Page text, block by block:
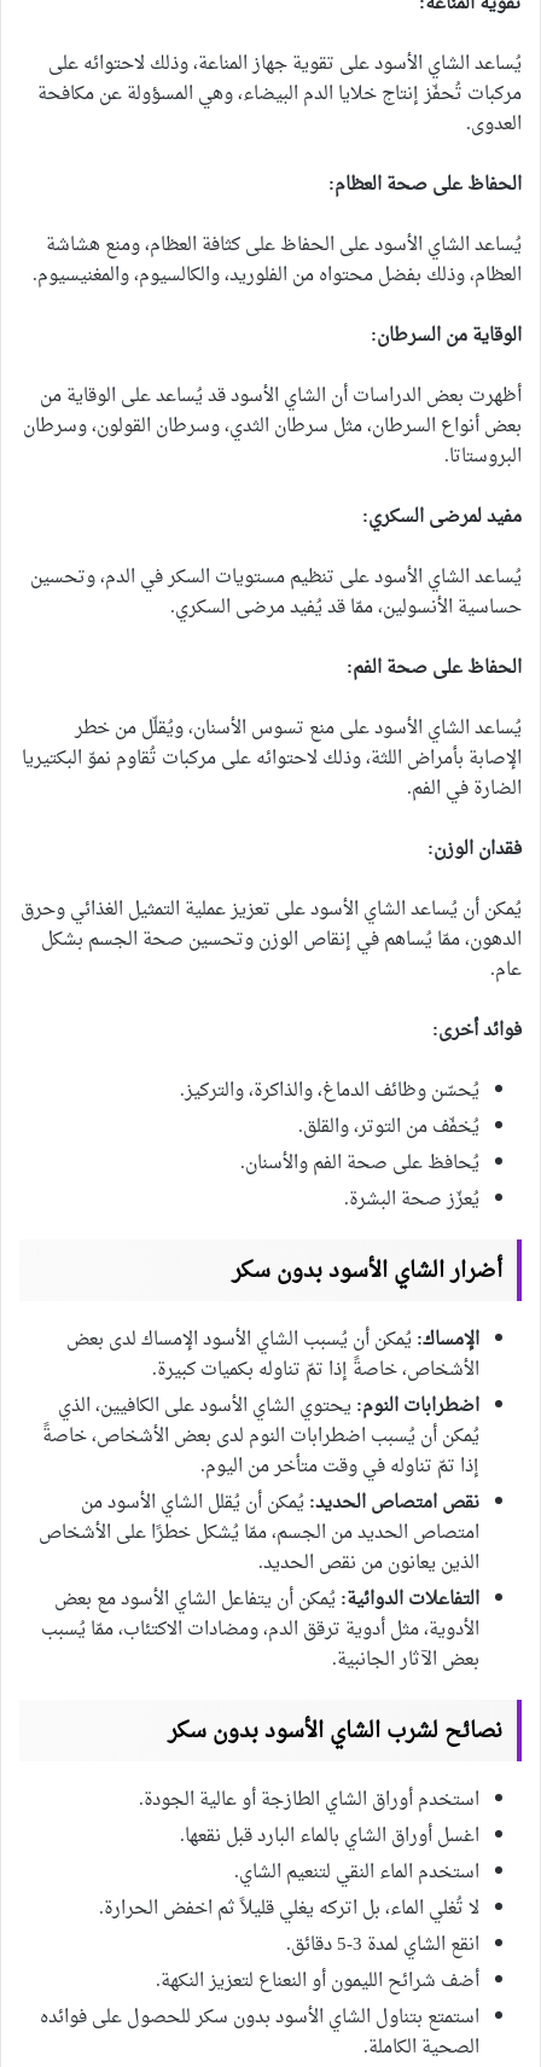
يُساعد الشاي الأسود على تقوية جهاز المناعة، وذلك لاحتوائه على
مركبات تُحفّز إنتاج خلايا الدم البيضاء، وهي المسؤولة عن مكافحة
العدوى.
الحفاظ على صحة العظام:
يُساعد الشاي الأسود على الحفاظ على كثافة العظام، ومنع هشاشة
العظام، وذلك بفضل محتواه من الفلوريد، والكالسيوم، والمغنيسيوم.
الوقاية من السرطان:
أظهرت بعض الدراسات أن الشاي الأسود قد يُساعد على الوقاية من
بعض أنواع السرطان، مثل سرطان الثدي، وسرطان القولون، وسرطان
البروستاتا.
مفيد لمرضى السكري:
يُساعد الشاي الأسود على تنظيم مستويات السكر في الدم، وتحسين
حساسية الأنسولين، ممّا قد يُفيد مرضى السكري.
الحفاظ على صحة الفم:
يُساعد الشاي الأسود على منع تسوس الأسنان، ويُقلّل من خطر
الإصابة بأمراض اللثة، وذلك لاحتوائه على مركبات تُقاوم نموّ البكتيريا
الضارة في الفم.
فقدان الوزن:
يُمكن أن يُساعد الشاي الأسود على تعزيز عملية التمثيل الغذائي وحرق
الدهون، ممّا يُساهم في إنقاص الوزن وتحسين صحة الجسم بشكل
عام.
فوائد أخرى:
يُحسّن وظائف الدماغ، والذاكرة، والتركيز.
يُخفّف من التوتر، والقلق.
يُحافظ على صحة الفم والأسنان.
يُعزّز صحة البشرة.
أضرار الشاي الأسود بدون سكر
الإمساك:يُمكن أن يُسبب الشاي الأسود الإمساك لدى بعض
الأشخاص، خاصةً إذا تمّ تناوله بكميات كبيرة.
اضطرابات النوم:يحتوي الشاي الأسود على الكافيين، الذي
يُمكن أن يُسبب اضطرابات النوم لدى بعض الأشخاص، خاصةً
إذا تمّ تناوله في وقت متأخر من اليوم.
نقص امتصاص الحديد:يُمكن أن يُقلل الشاي الأسود من
امتصاص الحديد من الجسم، ممّا يُشكل خطرًا على الأشخاص
الذين يعانون من نقص الحديد.
التفاعلات الدوائية:يُمكن أن يتفاعل الشاي الأسود مع بعض
الأدوية، مثل أدوية ترقق الدم، ومضادات الاكتئاب، ممّا يُسبب
بعض الآثار الجانبية.
نصائح لشرب الشاي الأسود بدون سكر
استخدم أوراق الشاي الطازجة أو عالية الجودة.
اغسل أوراق الشاي بالماء البارد قبل نقعها.
استخدم الماء النقي لتنعيم الشاي.
لا تُغلي الماء، بل اتركه يغلي قليلاً ثم اخفض الحرارة.
انقع الشاي لمدة 3-5 دقائق.
أضف شرائح الليمون أو النعناع لتعزيز النكهة.
استمتع بتناول الشاي الأسود بدون سكر للحصول على فوائده
الصحية الكاملة.